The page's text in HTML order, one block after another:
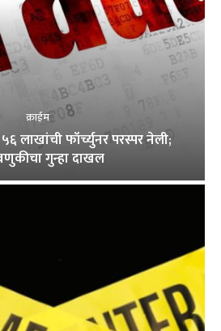
क्राईम
लाखांची फॉर्च्युनर परस्पर नेली;
गुन्हा दाखल